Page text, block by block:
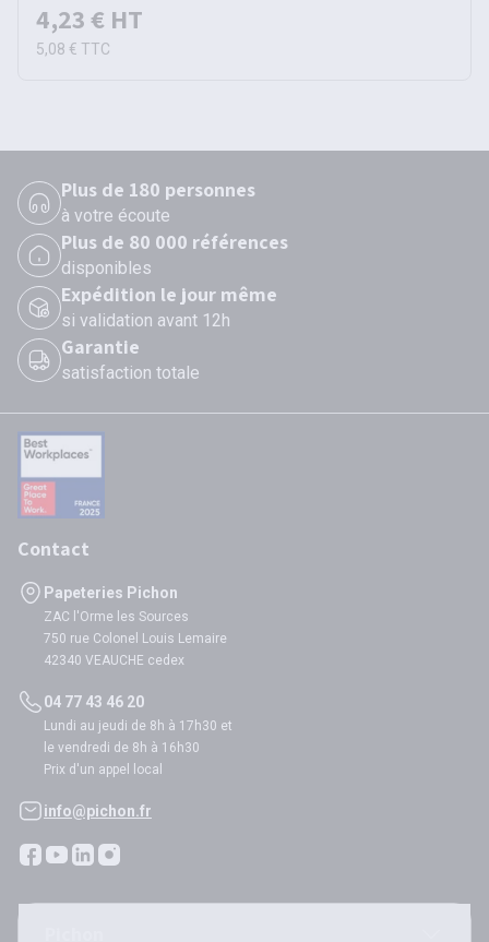
4,23 € HT
5,08 € TTC
Plus de 180 personnes
à votre écoute
Plus de 80 000 références
disponibles
Expédition le jour même
si validation avant 12h
Garantie
satisfaction totale
Contact
Papeteries Pichon
ZAC l'Orme les Sources
750 rue Colonel Louis Lemaire
42340 VEAUCHE cedex
04 77 43 46 20
Lundi au jeudi de 8h à 17h30 et
le vendredi de 8h à 16h30
Prix d'un appel local
info@pichon.fr